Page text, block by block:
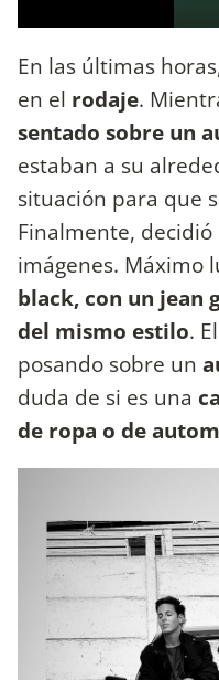
En las últimas
en el rodaje.
sentado sobre un
estaban a su
situación para que
Finalmente,
imágenes. Máximo
black, con un jean
del mismo estilo.
posando sobre un
duda de si es una
de ropa o de